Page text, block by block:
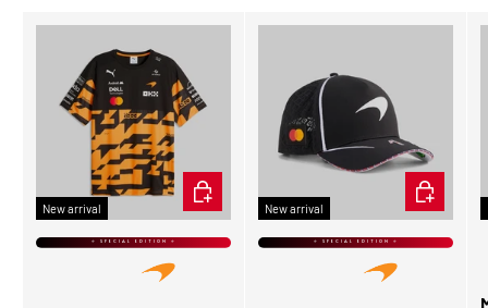
New arrival
⭐ SPECIAL EDITION ⭐
CHOOSE OPTIONS
New arrival
⭐ SPECIAL EDITION ⭐
ADD TO